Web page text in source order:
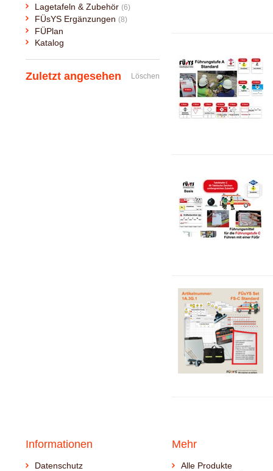
Lagetafeln & Zubehör (6)
FÜsYS Ergänzungen (8)
FÜPlan
Katalog
Zuletzt angesehen Löschen
Informationen
Datenschutz
Mehr
Alle Produkte